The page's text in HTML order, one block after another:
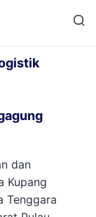
dan
Kupang
Tenggara